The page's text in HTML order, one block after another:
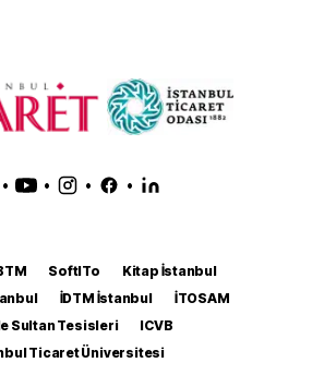
• • • •
SoftITo
Kitap İstanbul
İDTM İstanbul
İTOSAM
Sultan Tesisleri
ICVB
Ticaret Üniversitesi